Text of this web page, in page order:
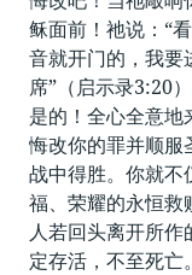
稣面前！祂说：“
音就开门的，我要
席”（启示录3:20
是的！全心全意地
悔改你的罪并顺服
战中得胜。你就不
福、荣耀的永恒救
人若回头离开所
定存活，不至死亡